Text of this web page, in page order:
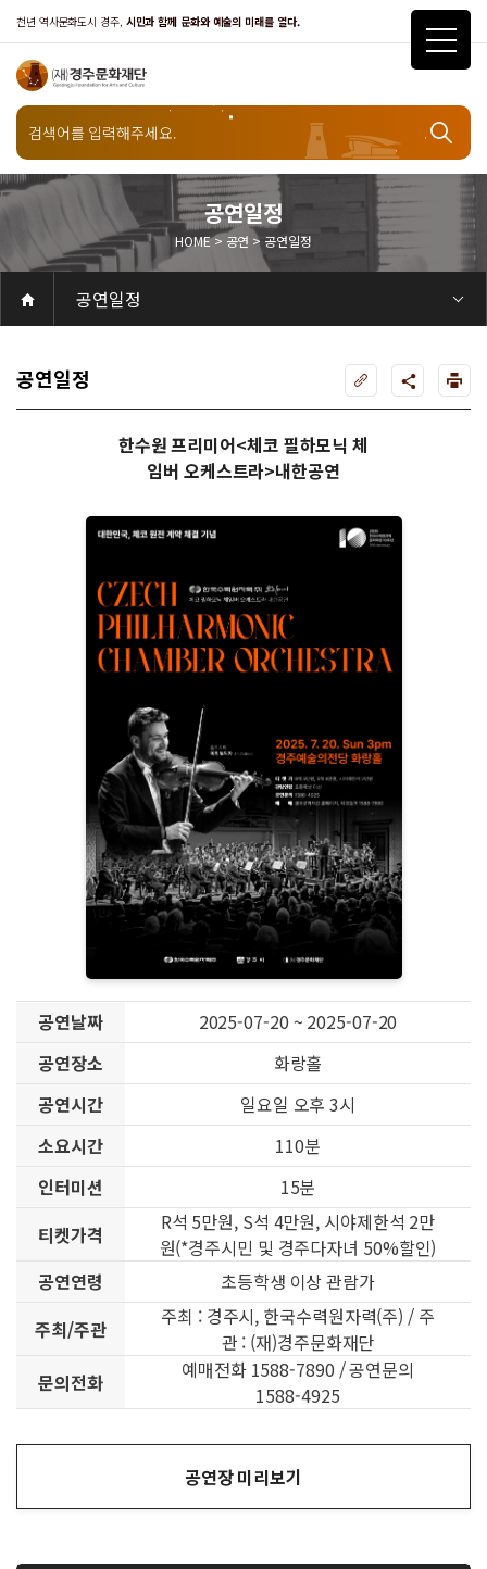
천년 역사문화도시 경주, 시민과 함께 문화와 예술의 미래를 열다.
공연일정
HOME > 공연 > 공연일정
공연
공연일정
공연
공연일정
객석안내
화랑홀
화랑홀 2층
화랑홀 3층
원화홀
티켓안내
티켓안내
티켓예매
티켓수령
할인규정
취소·환불규정
문화나눔티켓
공연예절·서비스
공연장 관람예절
공연장 편의서비스
전시
전시일정
현재전시
예정전시
지난전시
전시연계교육신청
알천미술관소장품
전시예절·서비스
미술관 관람예절
미술관 편의서비스
아카데미
교육일정
문화행사
행사일정
행사소개
경주 대릉원돌담길 축제
국제경주역사문화포럼
금속공예관
경주 e스포츠 페스티벌
돗자리피크닉
국제경주역사문화포럼
교촌문화공연 신라오기
신라문화제
국제뮤직페스티벌
경주문화관1918
교촌버스킹
지역예술인 지원사업
봉황대 뮤직스퀘어
경주국악여행
제야의 종 타종식
한수원아트페스티벌
한복문화주간
동아시아 문화도시
MyK FESTA in 경주
경주시 관광기념품 공모전
뉴스
갤러리
대관
대관공고·절차
경주예술의전당
경주문화관1918
대관운영조례
운영조례
경주예술의전당
운영규칙
공연장 및 부대시설
알천미술관
경주문화관1918
사용료
경주예술의전당
경주문화관1918
대관신청
경주예술의전당
경주문화관1918
시설소개
경주예술의전당
시설소개
공연장
화랑홀
원화홀
알천미술관
기타시설
경주문화관1918
시립예술단
시립극단
시립극단 소개
단원현황
시립합창단
시립합창단 소개
단원현황
시립신라고취대
시립신라고취대 소개
단원현황
연간일정
열린마당
공지사항
공지사항
입찰정보
채용정보
자료실
홍보·보도자료
서식·매뉴얼
웹진
Q&A
FAQ
가입 및 정보
공연
전시
아카데미
대관
기타
질문과답변
우수고객
회원안내 · 혜택
우수고객
경주문화재단
인사말
재단소개
비전전략
사업안내
연혁
재단CI
조직도
ESG 윤리·경영
ESG경영 선언문
인권경영선언문
임직원행동강령
문화서비스윤리헌장
통합신고센터
경영공시
경영목표 예산서 운영계획
결산서
임원 및 운영인력 현황 인건비 예산 집행현황
경영실적
외부기관 감사
기타공시
계약현황
기부금현황
업무추진비 복리후생비 내역
오시는길
경주예술의전당
경주문화관1918
신라금속공예관
공연일정
한수원 프리미어<체코 필하모닉 체
임버 오케스트라>내한공연
공연날짜
2025-07-20 ~ 2025-07-20
공연장소
화랑홀
공연시간
일요일 오후 3시
소요시간
110분
인터미션
15분
티켓가격
R석 5만원, S석 4만원, 시야제한석 2만
원(*경주시민 및 경주다자녀 50%할인)
공연연령
초등학생 이상 관람가
주최/주관
주최 : 경주시, 한국수력원자력(주) / 주
관 : (재)경주문화재단
문의전화
예매전화 1588-7890 / 공연문의
1588-4925
공연장 미리보기